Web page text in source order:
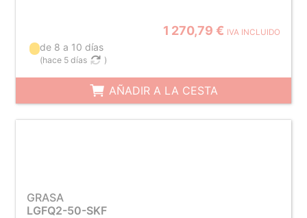
1 270,79 € IVA INCLUIDO
de 8 a 10 días
(hace 5 días )
AÑADIR A LA CESTA
GRASA
LGFQ2-50-SKF